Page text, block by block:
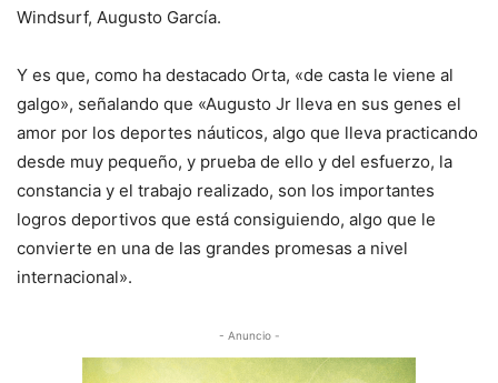
Windsurf, Augusto García.
Y es que, como ha destacado Orta, «de casta le viene al
galgo», señalando que «Augusto Jr lleva en sus genes el
amor por los deportes náuticos, algo que lleva practicando
desde muy pequeño, y prueba de ello y del esfuerzo, la
constancia y el trabajo realizado, son los importantes
logros deportivos que está consiguiendo, algo que le
convierte en una de las grandes promesas a nivel
internacional».
- Anuncio -